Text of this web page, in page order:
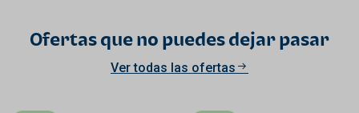
Ofertas que no puedes dejar pasar
Ver todas las ofertas